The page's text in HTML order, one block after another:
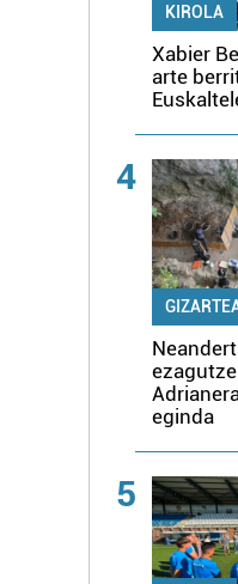
KIROLA
Xabier
arte
4
eginda
5